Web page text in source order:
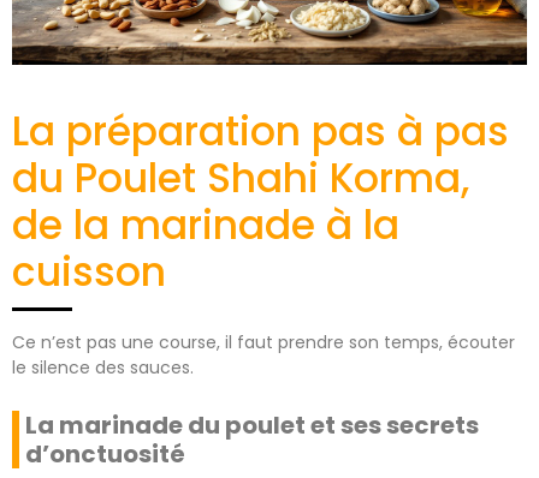
La préparation pas à pas
du Poulet Shahi Korma,
de la marinade à la
cuisson
Ce n’est pas une course, il faut prendre son temps, écouter
le silence des sauces.
La marinade du poulet et ses secrets
d’onctuosité